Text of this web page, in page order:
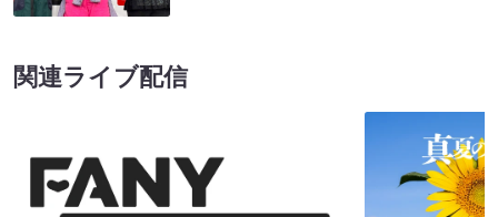
関連ライブ配信